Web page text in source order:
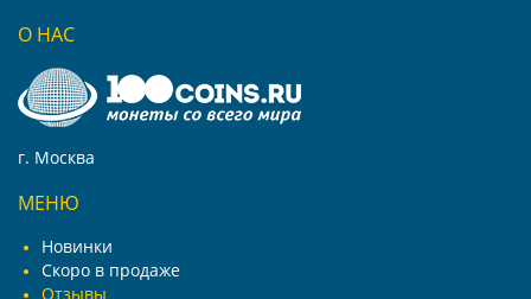
О НАС
г. Москва
МЕНЮ
Новинки
Скоро в продаже
Отзывы